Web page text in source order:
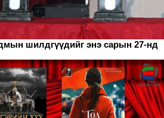
шилдгүүдийг энэ сарын 27-нд